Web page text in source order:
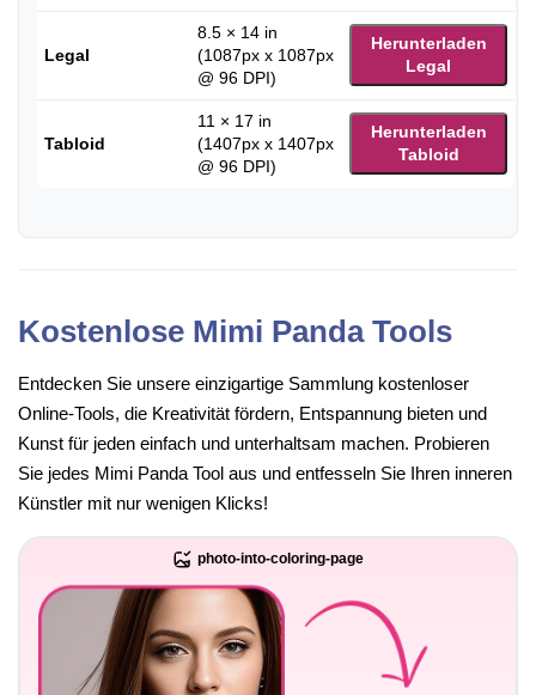
Legal
8.5 × 14 in
(1087px x 1087px
@ 96 DPI)
Herunterladen
Legal
Tabloid
11 × 17 in
(1407px x 1407px
@ 96 DPI)
Herunterladen
Tabloid
Kostenlose Mimi Panda Tools
Entdecken Sie unsere einzigartige Sammlung kostenloser
Online-Tools, die Kreativität fördern, Entspannung bieten und
Kunst für jeden einfach und unterhaltsam machen. Probieren
Sie jedes Mimi Panda Tool aus und entfesseln Sie Ihren inneren
Künstler mit nur wenigen Klicks!
photo-into-coloring-page